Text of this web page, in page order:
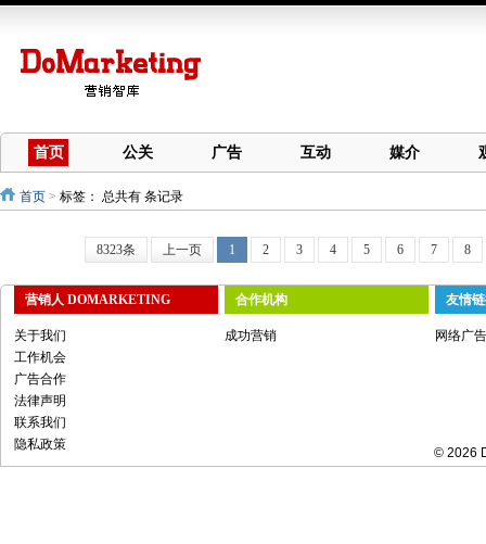
首页 公关 广告 互动 媒介
首页 > 标签： 总共有 条记录
8323条 上一页 1 2 3 4 5 6 7 8
营销人 DOMARKETING
关于我们
工作机会
广告合作
法律声明
联系我们
隐私政策
合作机构
成功营销
友情
网络广
© 2026